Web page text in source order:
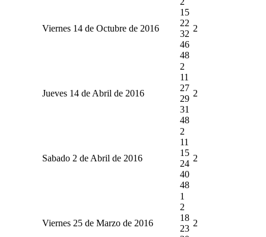
Viernes 14 de Octubre de 2016
15
22
32
46
48
2
Jueves 14 de Abril de 2016
2
11
27
29
31
48
2
Sabado 2 de Abril de 2016
2
11
15
24
40
48
2
Viernes 25 de Marzo de 2016
1
2
18
23
2